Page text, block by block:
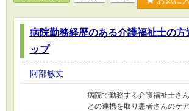
れ、彼らを見守り続ける女王
物語の歴史と私たちの現実の
表、そして歴史の分岐点とな
病院勤務経歴のある介護福祉士の方
ップ
阿部敏丈
病院で勤務する介護福祉士さ
との連携を取り患者さんのケ